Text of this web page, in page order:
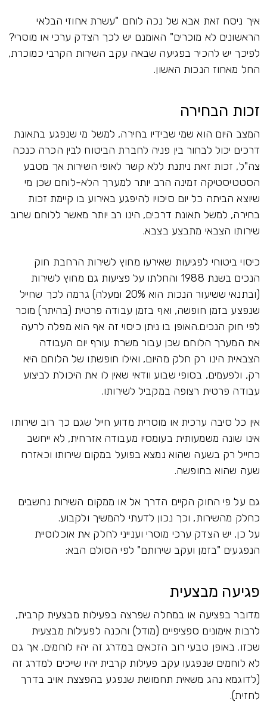
איך ניסח זאת אבא של נכה לוחם "עשרת אחוזי הבלאי
הראשונים לא מוכרים" האומנם יש לכך הצדק ערכי או מוסרי?
לפיכך יש להכיר בפגיעה שבאה עקב השירות הקרבי כמוכרת,
החל מאחוז הנכות האשון.
זכות הבחירה
המצב היום הוא שמי שבידיו בחירה, למשל מי שנפגע בתאונת
דרכים יכול לבחור בין פניה לחברת הביטוח לבין הכרה כנכה
צה"ל, זכות זאת ניתנת ללא קשר לאופי השירות אך מטבע
הסטטיסטיקה זמינה הרב יותר למערך הלא-לוחם שכן מי
שיוצא הביתה כל יום סיכויו להיפגע באירוע בו קיימת זכות
בחירה, למשל תאונת דרכים, הינו רב יותר מאשר ללוחם שרוב
שירותו הצבאי מתבצע בצבא.
כיסוי ביטוחי לפגיעות שאירעו מחוץ לשירות הרחבת חוק
הנכים בשנת 1988 והחלתו על פציעות גם מחוץ לשירות
(ובתנאי ששיעור הנכות הוא 20% ומעלה) גרמה לכך שחייל
שנפצע בזמן חופשה, ואף בזמן עבודה פרטית (בהיתר) מוכר
לפי חוק הנכים.האופן בו ניתן כיסוי זה אף הוא מפלה לרעה
את המערך הלוחם שכן עבור משרת עורף יום העבודה
הצבאית הינו רק חלק מהיום, ואילו חופשתו של הלוחם היא
רק, ולפעמים, בסופי שבוע וודאי שאין לו את היכולת לביצוע
עבודה פרטית רצופה במקביל לשירותו.
אין כל סיבה ערכית או מוסרית מדוע חייל שגם כך רוב שירותו
אינו שונה משמעותית בעומסיו מעבודה אזרחית, לא ייחשב
כחייל רק בשעה שהוא נמצא בפועל במקום שירותו וכאזרח
שעה שהוא בחופשה.
גם על פי החוק הקיים הדרך אל או ממקום השירות נחשבים
כחלק מהשירות, וכך נכון לדעתי להמשיך ולקבוע.
על כן, יש הצדק ערכי מוסרי וענייני לחלק את אוכלוסיית
הנפגעים "בזמן ועקב שירותם" לפי הסולם הבא:
פגיעה מבצעית
מדובר בפציעה או במחלה שפרצה בפעילות מבצעית קרבית,
לרבות אימונים ספציפיים (מודל) והכנה לפעילות מבצעית
שכזו. באופן טבעי רוב הזכאים במדרג זה יהיו לוחמים, אך גם
לא לוחמים שנפגעו עקב פעילות קרבית יהיו שייכים למדרג זה
(לדוגמא נהג משאית תחמושת שנפגע בהפצצת אויב בדרך
לחזית).